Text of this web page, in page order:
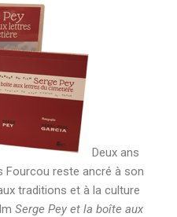
Deux ans
Fourcou reste ancré à son
traditions et à la culture
Serge Pey et la boîte aux